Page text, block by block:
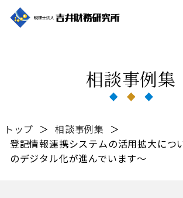
相談事例集
トップ ＞ 相談事例集 ＞
登記情報連携システムの活用拡大につ
のデジタル化が進んでいます～